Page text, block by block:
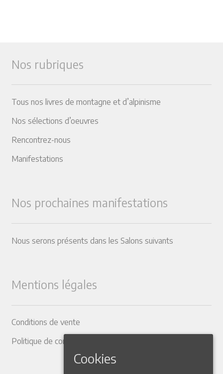
Nos rubriques
Tous nos livres de montagne et d’alpinisme
Nos sélections d’oeuvres
Rencontrez-nous
Manifestations
Nos prochaines manifestations
Nous serons présents dans les Salons suivants
Mentions légales
Conditions de vente
Politique de confidentialité
Cookies